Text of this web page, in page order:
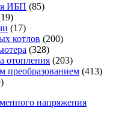
ИБП (85)
(17)
котлов (200)
(328)
отопления (203)
(413)
напряжения